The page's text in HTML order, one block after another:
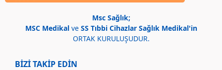
Msc Sağlık;
MSC Medikalve SS Tıbbi Cihazlar Sağlık Medikal'in
ORTAK KURULUŞUDUR.
BİZİ TAKİP EDİN